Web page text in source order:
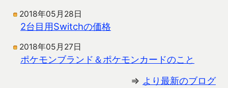
2018年05月28日
2台目用Switchの価格
2018年05月27日
ポケモンブランド＆ポケモンカードのこと
⇒ より最新のブログ